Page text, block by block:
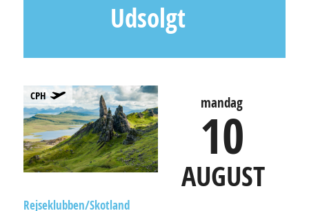
Udsolgt
CPH mandag
10
AUGUST
Rejseklubben Skotland